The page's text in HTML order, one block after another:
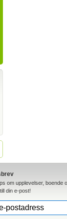
om upplevelser, boende
din e-post!